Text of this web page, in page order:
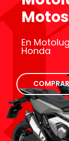
En
Honda
COMPRAR